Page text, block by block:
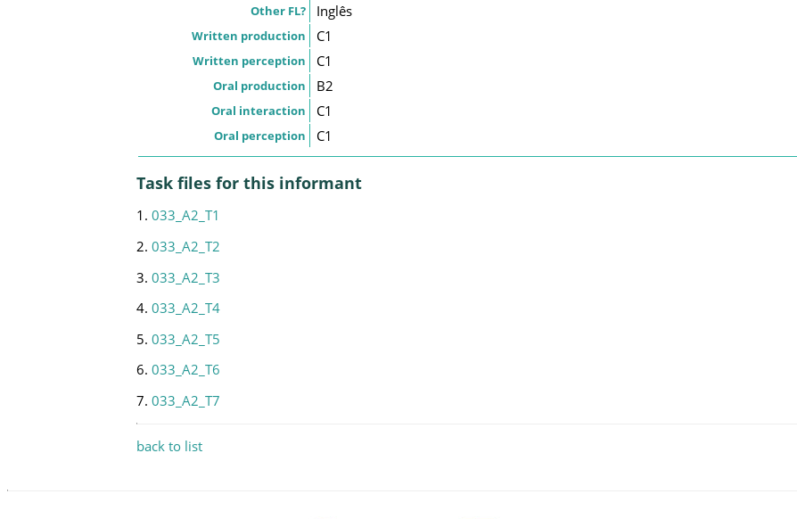
Other FL?
Inglês
Written production C1
Written perception C1
Oral production B2
Oral interaction C1
Oral perception C1
Task files for this informant
1. 033_A2_T1
2. 033_A2_T2
3. 033_A2_T3
4. 033_A2_T4
5. 033_A2_T5
6. 033_A2_T6
7. 033_A2_T7
back to list